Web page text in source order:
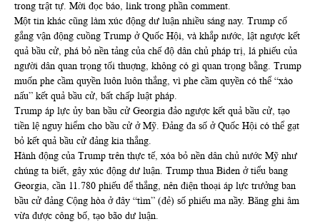
trong trật tự. Mời đọc báo, link trong phần comment.
Một tin khác cũng làm xúc động dư luận nhiều sáng nay. Trump cố
gắng vận động cuồng Trump ở Quốc Hội, và khắp nước, lật ngược kết
quả bầu cử, phá bỏ nền tảng của chế độ dân chủ pháp trị, lá phiếu của
người dân quan trọng tối thuợng, không có gì quan trọng bằng. Trump
muốn phe cầm quyền luôn luôn thắng, vì phe cầm quyền có thể “xào
nấu” kết quả bầu cử, bất chấp luật pháp.
Trump áp lực ủy ban bầu cử Georgia đảo ngược kết quả bầu cử, tạo
tiền lệ nguy hiểm cho bầu cử ở Mỹ. Đảng đa số ở Quốc Hội có thể gạt
bỏ kết quả bầu cử đảng kia thắng.
Hành động của Trump trên thực tế, xóa bỏ nền dân chủ nước Mỹ như
chúng ta biết, gây xúc động dư luận. Trump thua Biden ở tiểu bang
Georgia, cần 11.780 phiếu để thắng, nên điện thoại áp lực trưởng ban
bầu cử đảng Cộng hòa ở đây “tìm” (đẻ) số phiếu ma nầy. Băng ghi âm
vừa được công bố, tạo bão dư luận.